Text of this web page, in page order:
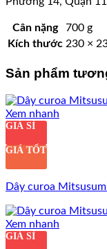
Cân nặng
700 g
Kích thước 230 ×
Sản phẩm
Xem nhanh
GIÁ SỈ
GIÁ TỐT
Dây curoa
Xem nhanh
GIÁ SỈ